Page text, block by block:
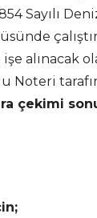
Sayılı
alınacak
Noteri
çekimi